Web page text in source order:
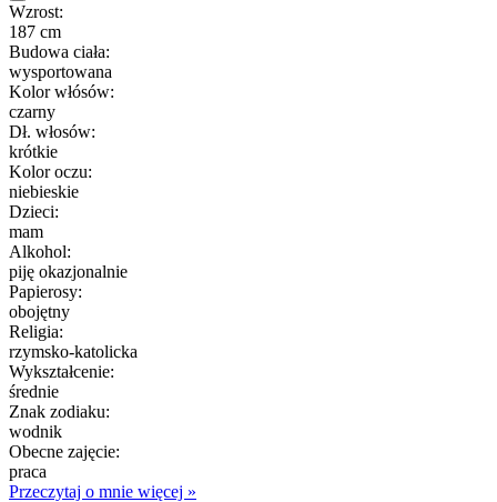
Wzrost:
187 cm
Budowa ciała:
wysportowana
Kolor włósów:
czarny
Dł. włosów:
krótkie
Kolor oczu:
niebieskie
Dzieci:
mam
Alkohol:
piję okazjonalnie
Papierosy:
obojętny
Religia:
rzymsko-katolicka
Wykształcenie:
średnie
Znak zodiaku:
wodnik
Obecne zajęcie:
praca
Przeczytaj o mnie więcej »